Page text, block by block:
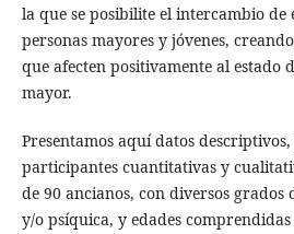
la que se posibilite el intercambio de
personas mayores y jóvenes,
que afecten positivamente al estado
mayor.
Presentamos aquí datos
participantes cuantitativas y
de 90 ancianos, con diversos grados
y/o psíquica, y edades